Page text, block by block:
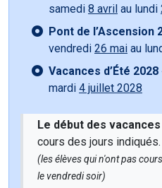
samedi 8 avril au lundi
Pont de l’Ascension
vendredi 26 mai au
Vacances d’Été
mardi 4 juillet 2028
Le début des vacances
cours des jours indiqués.
(les élèves qui n'ont pas
le vendredi soir)